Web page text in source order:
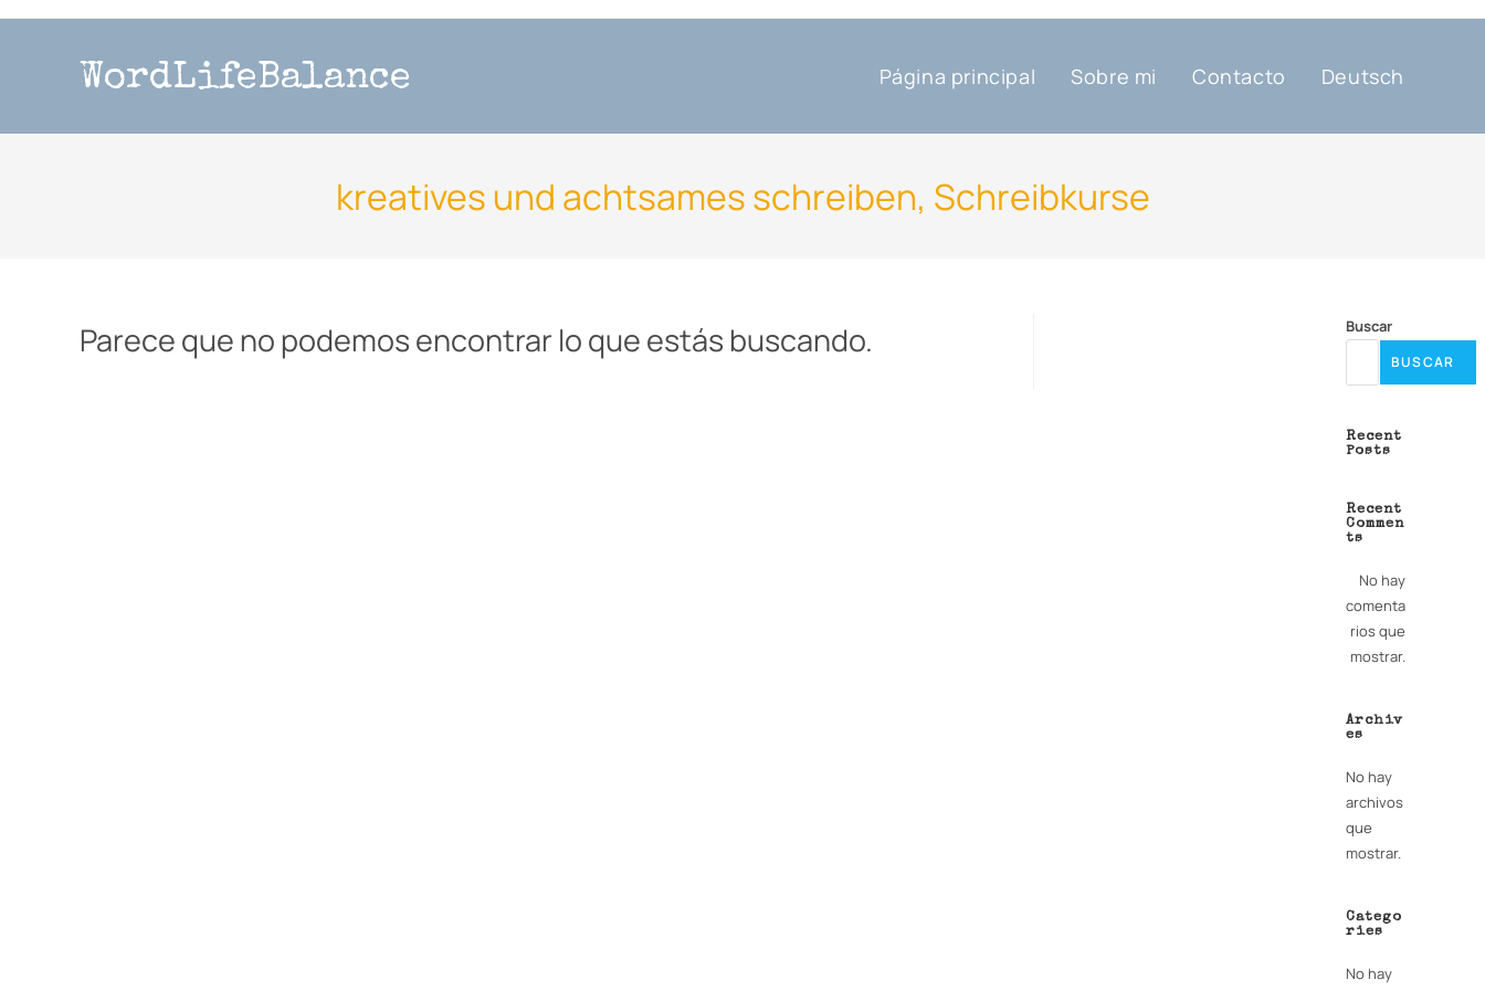
WordLifeBalance Página principal Sobre mi Contacto Deutsch
kreatives und achtsames schreiben, Schreibkurse
Parece que no podemos encontrar lo que estás buscando. Buscar
BUSCAR
Recent
Posts
Recent
Commen
ts
No hay
comenta
rios que
mostrar.
Archiv
es
No hay
archivos
que
mostrar.
Catego
ries
No hay